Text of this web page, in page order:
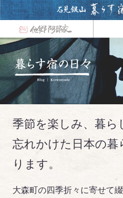
季節を楽しみ、暮ら
忘れかけた日本の暮
ります。
大森町の四季折々に寄せて